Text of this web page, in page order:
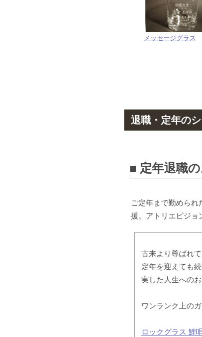
メッセージグラス
退職・定年の
■ 定年退職
ご定年まで勤められ
援。アトリエピジョ
古来より尊ばれ
定年を迎えても
実した人生へのお
ワンランク上の
ロックグラス 鯉